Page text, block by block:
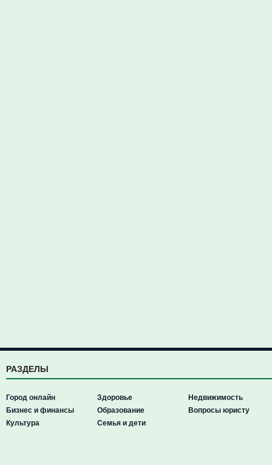
РАЗДЕЛЫ
Город онлайн
Бизнес и финансы
Культура
Здоровье
Образование
Семья и дети
Недвижимость
Вопросы юристу